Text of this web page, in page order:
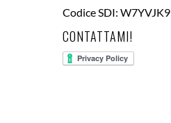
Codice SDI: W7YVJK9
CONTATTAMI!